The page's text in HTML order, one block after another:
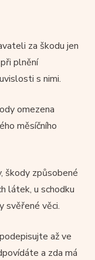
za škodu jen
plnění
s nimi.
omezena
měsíčního
škody způsobené
látek, u schodku
svěřené věci.
až ve
a zda má